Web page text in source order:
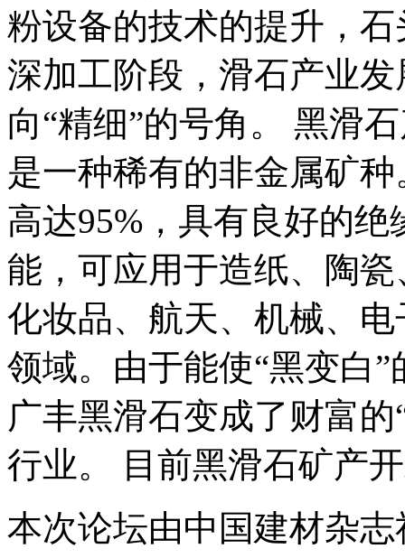
粉设备的技术的提升，
深加工阶段，滑石产业
向“精细”的号角。 黑滑
是一种稀有的非金属矿
高达95%，具有良好的
能，可应用于造纸、陶
化妆品、航天、机械、
领域。由于能使“黑变白
广丰黑滑石变成了财富
行业。 目前黑滑石矿产
本次论坛由中国建材杂